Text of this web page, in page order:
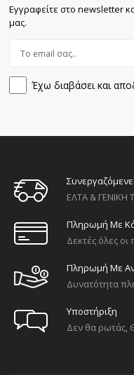
Εγγραφείτε στο newsletter
μας.
Έχω διαβάσει και
ΕΛΤΑ &
Πληρωμή Με
Δεκτές όλες οι
Πληρωμή Με
Δυνατότητα
Υποστήριξη
Δεν θα ρωτάς,